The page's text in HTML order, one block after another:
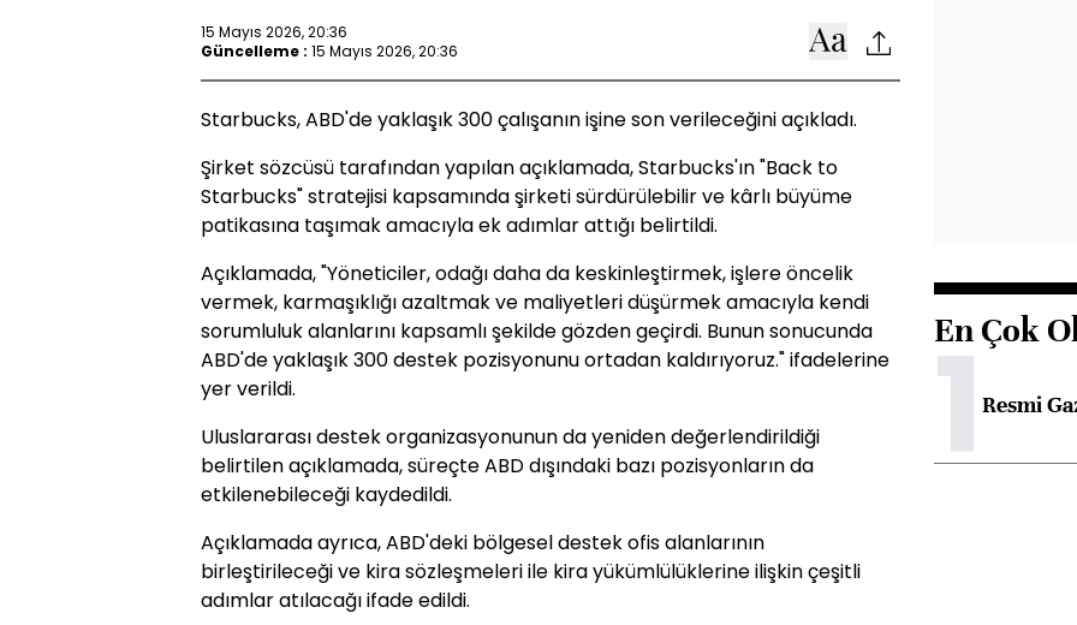
15 Mayıs 2026, 20:36
Güncelleme : 15 Mayıs 2026, 20:36
Starbucks, ABD'de yaklaşık 300 çalışanın işine son verileceğini açıkladı.
Şirket sözcüsü tarafından yapılan açıklamada, Starbucks'ın "Back to
Starbucks" stratejisi kapsamında şirketi sürdürülebilir ve kârlı büyüme
patikasına taşımak amacıyla ek adımlar attığı belirtildi.
Açıklamada, "Yöneticiler, odağı daha da keskinleştirmek, işlere öncelik
vermek, karmaşıklığı azaltmak ve maliyetleri düşürmek amacıyla kendi
sorumluluk alanlarını kapsamlı şekilde gözden geçirdi. Bunun sonucunda
ABD'de yaklaşık 300 destek pozisyonunu ortadan kaldırıyoruz." ifadelerine
yer verildi.
Uluslararası destek organizasyonunun da yeniden değerlendirildiği
belirtilen açıklamada, süreçte ABD dışındaki bazı pozisyonların da
etkilenebileceği kaydedildi.
Açıklamada ayrıca, ABD'deki bölgesel destek ofis alanlarının
birleştirileceği ve kira sözleşmeleri ile kira yükümlülüklerine ilişkin çeşitli
adımlar atılacağı ifade edildi.
En Çok
1Resmi